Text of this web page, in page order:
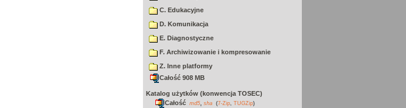
C. Edukacyjne
D. Komunikacja
E. Diagnostyczne
F. Archiwizowanie i kompresowanie
Z. Inne platformy
Całość 908 MB
Katalog użytków (konwencja TOSEC)
Całość md5 sha (7-Zip TUGZip)